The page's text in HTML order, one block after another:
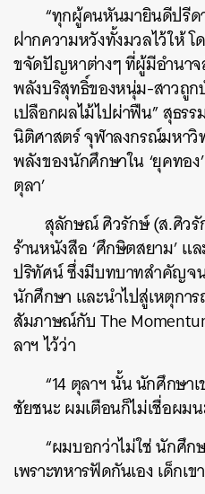
“ทุกผู้คนหันมายินดีปรี
ฝากความหวังทั้งมวลไว้ให้
ขจัดปัญหาต่างๆ ที่ผู้มีอํานา
พลังบริสุทธิ์ของหนุ่ม-สาวถู
เปลือกผลไม้ไปผ่าฟืน” สุธร
นิติศาสตร์ จุฬาลงกรณ์มหาวิ
พลังของนักศึกษาใน ‘ยุคทอง
ตุลา’
สุลักษณ์ ศิวรักษ์ (ส.ศิว
ร้านหนังสือ ‘ศึกษิตสยาม’ แ
ปริทัศน์ ซึ่งมีบทบาทสำคัญจ
นักศึกษา และนำไปสู่เหตุกา
สัมภาษณ์กับ The
ลาฯ ไว้ว่า
“14 ตุลาฯ นั้น นักศึกษา
ชัยชนะ ผมเตือนก็ไม่เชื่อผม
“ผมบอกว่าไม่ใช่ นักศึก
เพราะทหารฟัดกันเอง เด็กเ